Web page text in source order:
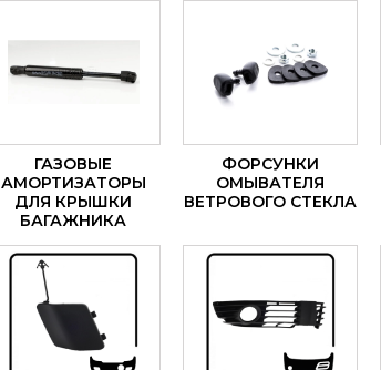
ГАЗОВЫЕ
АМОРТИЗАТОРЫ
ДЛЯ КРЫШКИ
БАГАЖНИКА
ФОРСУНКИ
ОМЫВАТЕЛЯ
ВЕТРОВОГО СТЕКЛА